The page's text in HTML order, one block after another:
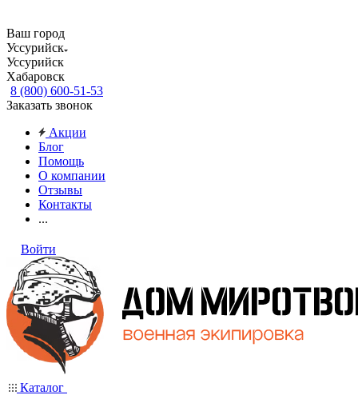
Ваш город
Уссурийск
Уссурийск
Хабаровск
8 (800) 600-51-53
Заказать звонок
Акции
Блог
Помощь
О компании
Отзывы
Контакты
...
Войти
Каталог